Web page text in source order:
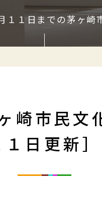
１１日までの茅ヶ
崎市民文
１日更新］